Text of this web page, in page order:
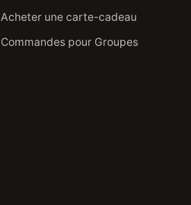
Acheter une carte-cadeau
Commandes pour Groupes